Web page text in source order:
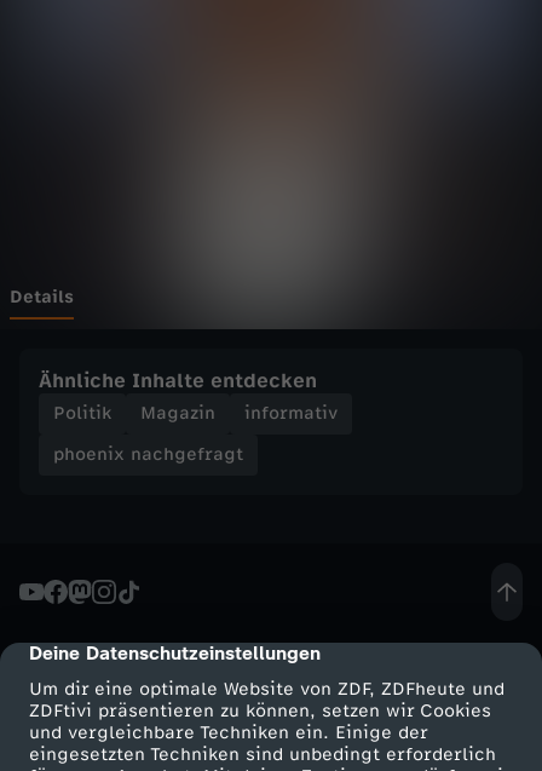
cmp-dialog-description
Deine Datenschutzeinstellungen
Um dir eine optimale Website von ZDF, ZDFheute und
ZDFtivi präsentieren zu können, setzen wir Cookies
und vergleichbare Techniken ein. Einige der
eingesetzten Techniken sind unbedingt erforderlich
e
r
t
-
J
Details
Ähnliche Inhalte entdecken
Politik Magazin
informativ
phoenix nachgefragt